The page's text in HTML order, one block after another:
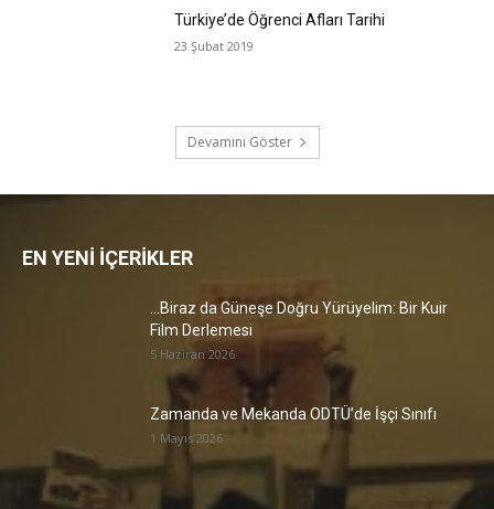
Türkiye’de Öğrenci Afları Tarihi
23 Şubat 2019
Devamını Göster
EN YENİ İÇERİKLER
…Biraz da Güneşe Doğru Yürüyelim: Bir Kuir
Film Derlemesi
5 Haziran 2026
Zamanda ve Mekanda ODTÜ’de İşçi Sınıfı
1 Mayıs 2026